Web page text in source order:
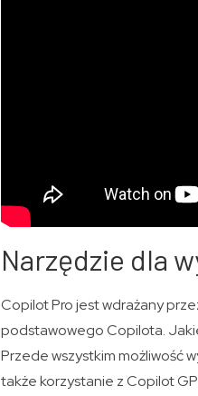
Narzędzie dla
Copilot Pro jest wdrażany
podstawowego Copilota.
Przede wszystkim możliwość
także korzystanie z Copilot